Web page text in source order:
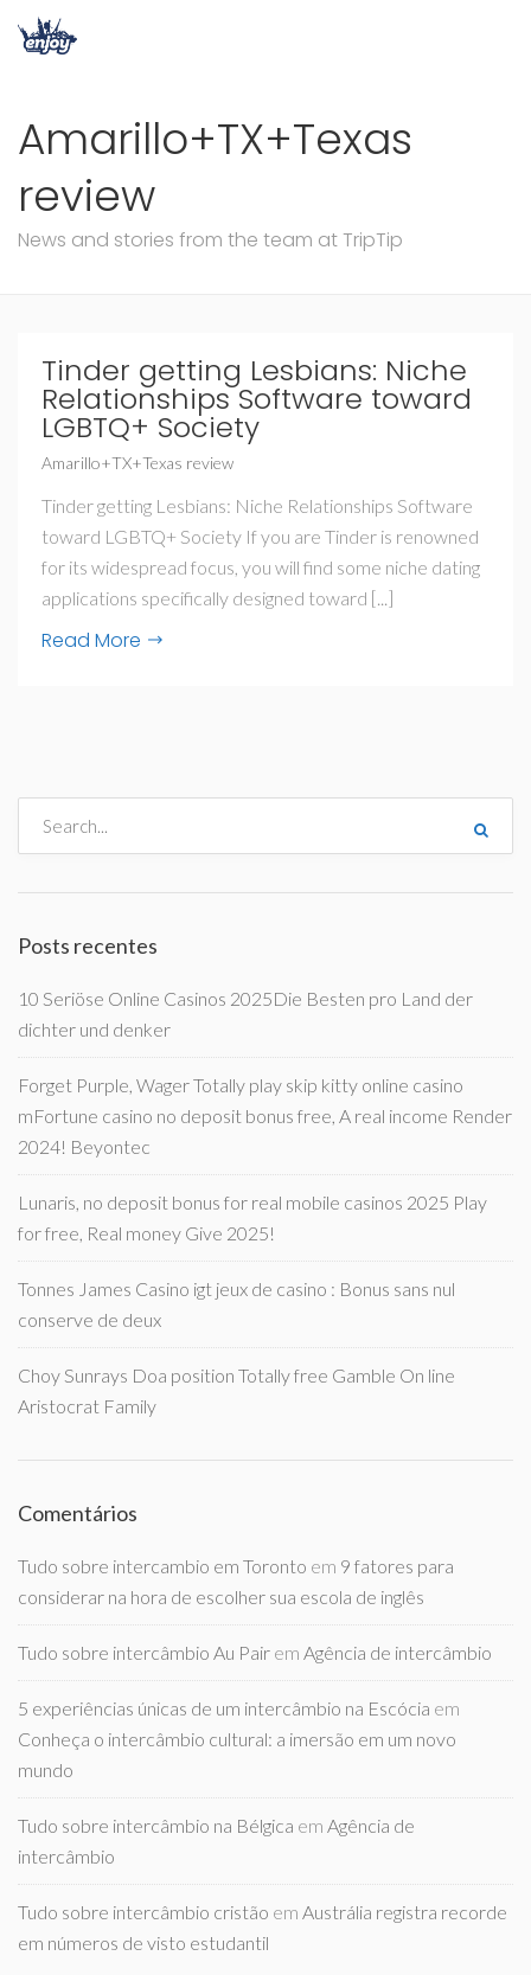
Amarillo+TX+Texas
review
News and stories from the team at TripTip
Tinder getting Lesbians: Niche
Relationships Software toward
LGBTQ+ Society
Amarillo+TX+Texas review
Tinder getting Lesbians: Niche Relationships Software
toward LGBTQ+ Society If you are Tinder is renowned
for its widespread focus, you will find some niche dating
applications specifically designed toward [...]
Read More
Posts recentes
10 Seriöse Online Casinos 2025Die Besten pro Land der
dichter und denker
Forget Purple, Wager Totally play skip kitty online casino
mFortune casino no deposit bonus free, A real income Render
2024! Beyontec
Lunaris, no deposit bonus for real mobile casinos 2025 Play
for free, Real money Give 2025!
Tonnes James Casino igt jeux de casino : Bonus sans nul
conserve de deux
Choy Sunrays Doa position Totally free Gamble On line
Aristocrat Family
Comentários
Tudo sobre intercambio em Toronto em 9 fatores para
considerar na hora de escolher sua escola de inglês
Tudo sobre intercâmbio Au Pair em Agência de intercâmbio
5 experiências únicas de um intercâmbio na Escócia em
Conheça o intercâmbio cultural: a imersão em um novo
mundo
Tudo sobre intercâmbio na Bélgica em Agência de
intercâmbio
Tudo sobre intercâmbio cristão em Austrália registra recorde
em números de visto estudantil